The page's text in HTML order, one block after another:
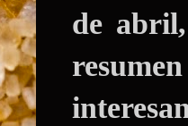
de
resumen